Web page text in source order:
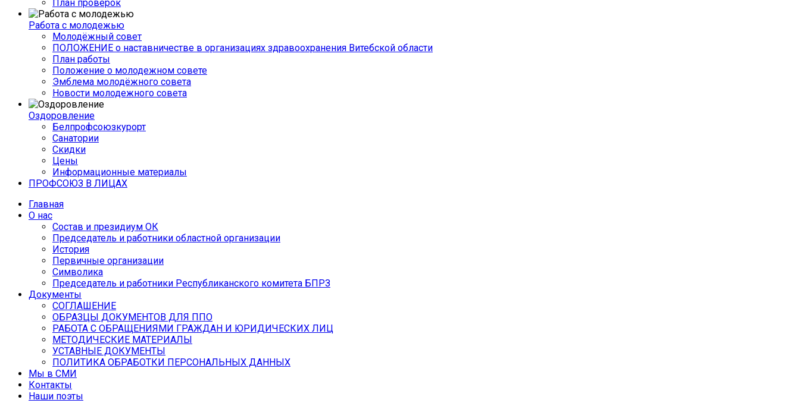
План проверок
Работа с молодежью
Молодёжный совет
ПОЛОЖЕНИЕ о наставничестве в организациях здравоохранения Витебской области
План работы
Положение о молодежном совете
Эмблема молодёжного совета
Новости молодежного совета
Оздоровление
Белпрофсоюзкурорт
Санатории
Скидки
Цены
Информационные материалы
ПРОФСОЮЗ В ЛИЦАХ
Главная
О нас
Состав и президиум ОК
Председатель и работники областной организации
История
Первичные организации
Символика
Председатель и работники Республиканского комитета БПРЗ
Документы
СОГЛАШЕНИЕ
ОБРАЗЦЫ ДОКУМЕНТОВ ДЛЯ ППО
РАБОТА С ОБРАЩЕНИЯМИ ГРАЖДАН И ЮРИДИЧЕСКИХ ЛИЦ
МЕТОДИЧЕСКИЕ МАТЕРИАЛЫ
УСТАВНЫЕ ДОКУМЕНТЫ
ПОЛИТИКА ОБРАБОТКИ ПЕРСОНАЛЬНЫХ ДАННЫХ
Мы в СМИ
Контакты
Наши поэты